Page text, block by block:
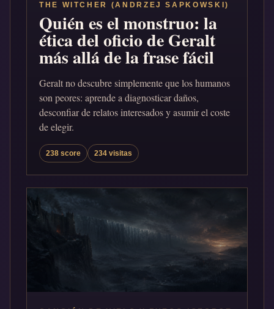
THE WITCHER (ANDRZEJ SAPKOWSKI)
Quién es el monstruo: la
ética del oficio de Geralt
más allá de la frase fácil
Geralt no descubre simplemente que los humanos
son peores: aprende a diagnosticar daños,
desconfiar de relatos interesados y asumir el coste
de elegir.
238 score 234 visitas